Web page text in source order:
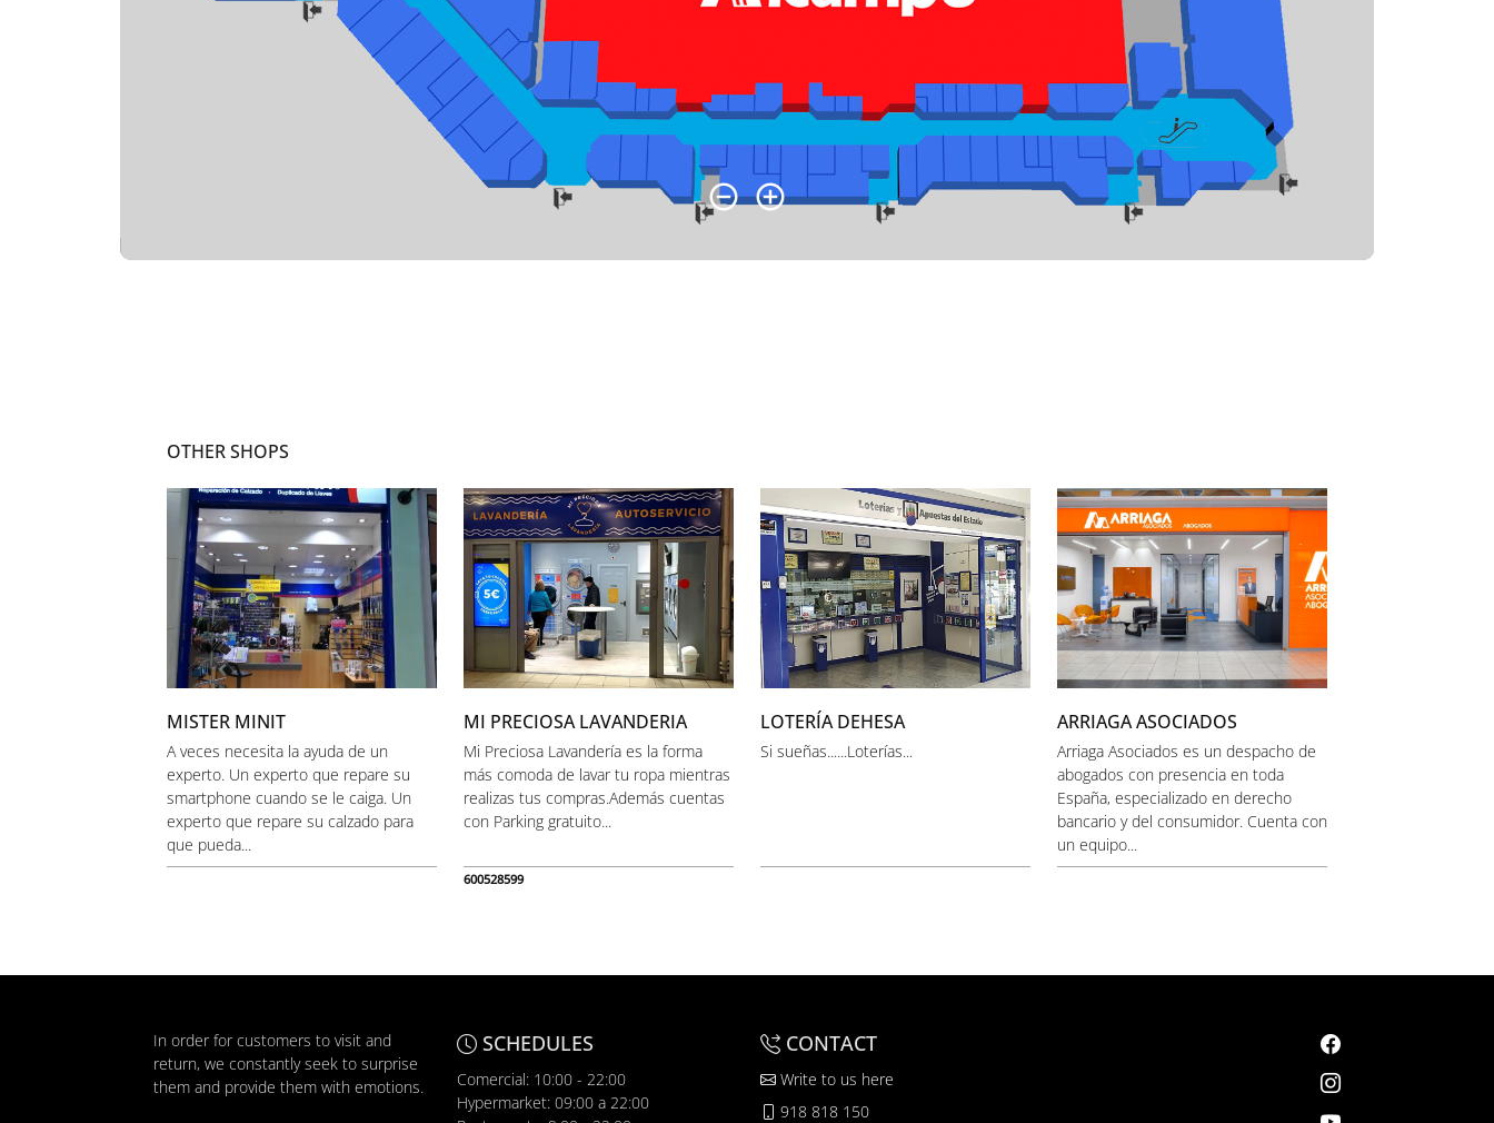
OTHER SHOPS
MISTER MINIT
A veces necesita la ayuda de un
experto. Un experto que repare su
smartphone cuando se le caiga. Un
experto que repare su calzado para
que pueda...
MI PRECIOSA LAVANDERIA
Mi Preciosa Lavandería es la forma
más comoda de lavar tu ropa mientras
realizas tus compras.Además cuentas
con Parking gratuito...
600528599
LOTERÍA DEHESA
Si sueñas......Loterías...
ARRIAGA ASOCIADOS
Arriaga Asociados es un despacho de
abogados con presencia en toda
España, especializado en derecho
bancario y del consumidor. Cuenta con
un equipo...
In order for customers to visit and
return, we constantly seek to surprise
them and provide them with emotions.
SCHEDULES
Comercial: 10:00 - 22:00
Hypermarket: 09:00 a 22:00
CONTACT
Write to us here
918 818 150